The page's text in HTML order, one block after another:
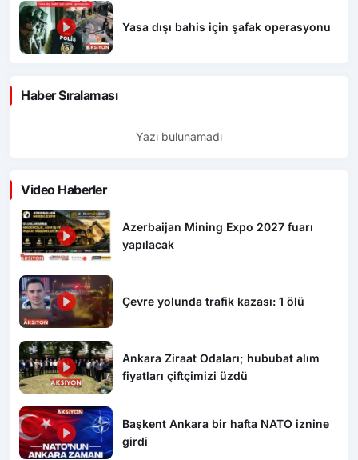
Yasa dışı bahis için şafak operasyonu
Haber Sıralaması
Yazı bulunamadı
Video Haberler
Azerbaijan Mining Expo 2027 fuarı
yapılacak
Çevre yolunda trafik kazası: 1 ölü
Ankara Ziraat Odaları; hububat alım
fiyatları çiftçimizi üzdü
Başkent Ankara bir hafta NATO iznine
girdi